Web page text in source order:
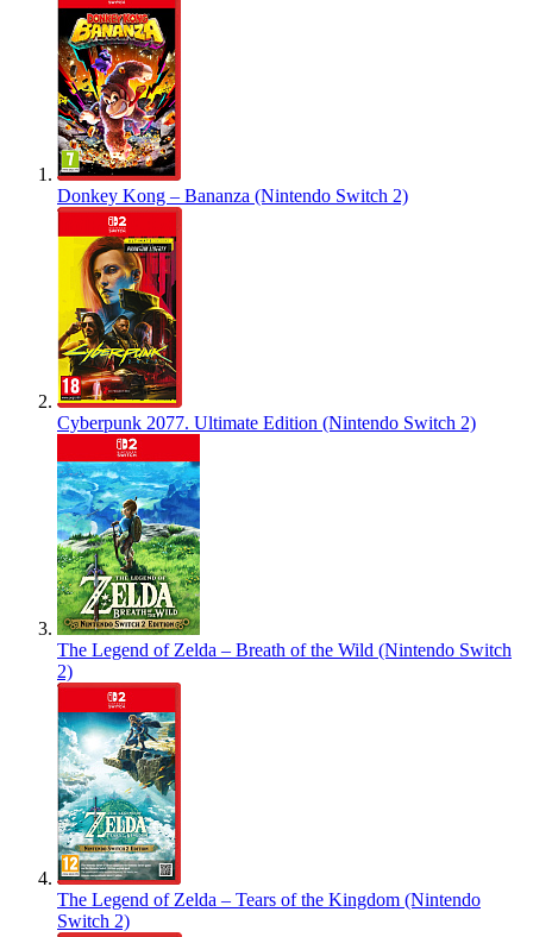
Donkey Kong – Bananza (Nintendo Switch 2)
Cyberpunk 2077. Ultimate Edition (Nintendo Switch 2)
The Legend of Zelda – Breath of the Wild (Nintendo Switch
2)
The Legend of Zelda – Tears of the Kingdom (Nintendo
Switch 2)